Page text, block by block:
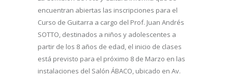
encuentran abiertas las inscripciones para el
Curso de Guitarra a cargo del Prof. Juan Andrés
SOTTO, destinados a niños y adolescentes a
partir de los 8 años de edad, el inicio de clases
está previsto para el próximo 8 de Marzo en las
instalaciones del Salón ÁBACO, ubicado en Av.